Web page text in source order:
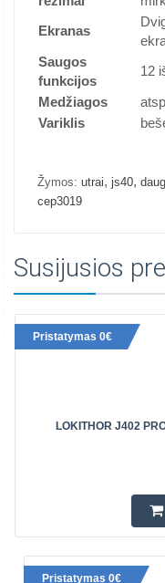
Ekranas
Saugos
funkcijos
12
Medžiagos
Variklis
Žymos: utrai, js40,
cep3019
Susijusios
Pristatymas 0€
LOKITHOR J402
Pristatymas 0€